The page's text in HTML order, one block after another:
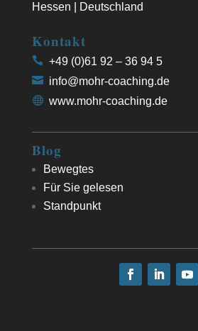
Hessen | Deutschland
Kontakt
+49 (0)61 92 – 36 94 5
info@mohr-coaching.de
www.mohr-coaching.de
Blog
Bewegtes
Für Sie gelesen
Standpunkt